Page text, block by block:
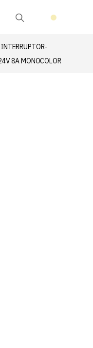
INTERRUPTOR-
8A MONOCOLOR